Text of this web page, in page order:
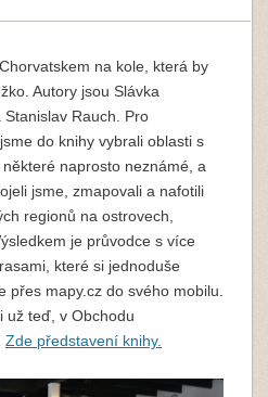
na kole, která by
Autory jsou Slávka
Rauch. Pro
do knihy vybrali oblasti s
naprosto neznámé, a
jsme, zmapovali a nafotili
regionů na ostrovech,
je průvodce s více
které si jednoduše
přes mapy.cz do svého mobilu.
už teď, v Obchodu
Zde představení knihy.